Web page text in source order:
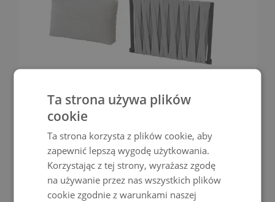
Poduszki
podłokietnikowe /
oparcia i pod plecy
Marshmel
POJEDYNCZY ELEMENT MINI
Ta strona używa plików
cookie
Ta strona korzysta z plików cookie, aby
zapewnić lepszą wygodę użytkowania.
Korzystając z tej strony, wyrażasz zgodę
na używanie przez nas wszystkich plików
cookie zgodnie z warunkami naszej